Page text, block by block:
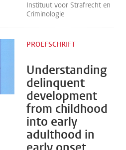
Instituut voor Strafrecht en
Criminologie
Understanding
delinquent
development
from childhood
into early
adulthood in
PROEFSCHRIFT